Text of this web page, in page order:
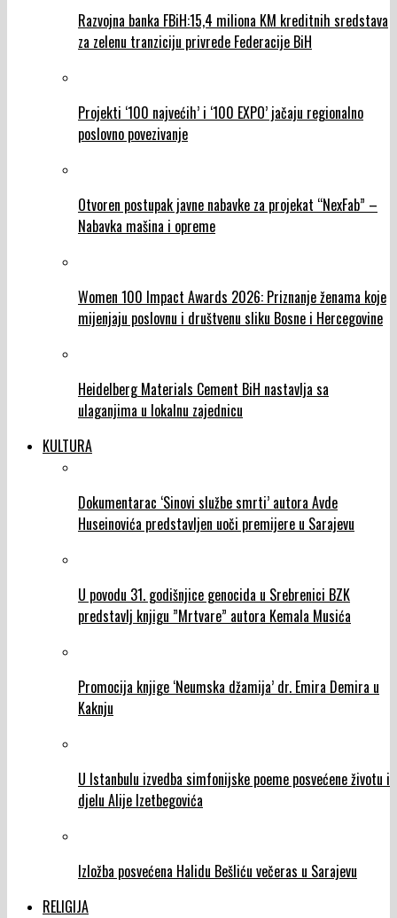
Razvojna banka FBiH:15,4 miliona KM kreditnih sredstava
za zelenu tranziciju privrede Federacije BiH
Projekti ‘100 najvećih’ i ‘100 EXPO’ jačaju regionalno
poslovno povezivanje
Otvoren postupak javne nabavke za projekat “NexFab” –
Nabavka mašina i opreme
Women 100 Impact Awards 2026: Priznanje ženama koje
mijenjaju poslovnu i društvenu sliku Bosne i Hercegovine
Heidelberg Materials Cement BiH nastavlja sa
ulaganjima u lokalnu zajednicu
KULTURA
Dokumentarac ‘Sinovi službe smrti’ autora Avde
Huseinovića predstavljen uoči premijere u Sarajevu
U povodu 31. godišnjice genocida u Srebrenici BZK
predstavlj knjigu ”Mrtvare” autora Kemala Musića
Promocija knjige ‘Neumska džamija’ dr. Emira Demira u
Kaknju
U Istanbulu izvedba simfonijske poeme posvećene životu i
djelu Alije Izetbegovića
Izložba posvećena Halidu Bešliću večeras u Sarajevu
RELIGIJA